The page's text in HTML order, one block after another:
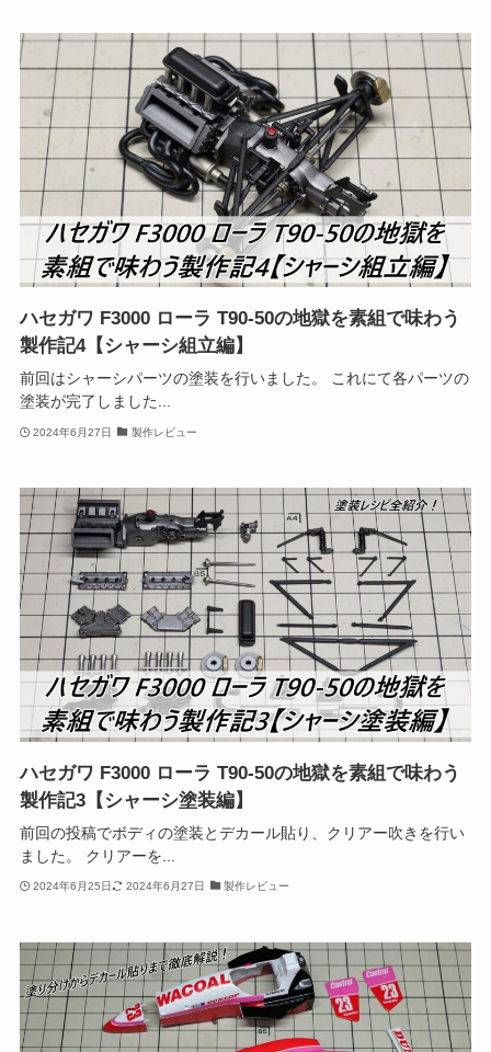
ハセガワ F3000 ローラ T90-50の地獄を素組で味わう
製作記4【シャーシ組立編】
前回はシャーシパーツの塗装を行いました。 これにて各パーツの
塗装が完了しました...
2024年6月27日 製作レビュー
ハセガワ F3000 ローラ T90-50の地獄を素組で味わう
製作記3【シャーシ塗装編】
前回の投稿でボディの塗装とデカール貼り、クリアー吹きを行い
ました。 クリアーを...
2024年6月25日 2024年6月27日 製作レビュー